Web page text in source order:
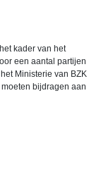
kader van het
een aantal partijen
Ministerie van BZK
bijdragen aan